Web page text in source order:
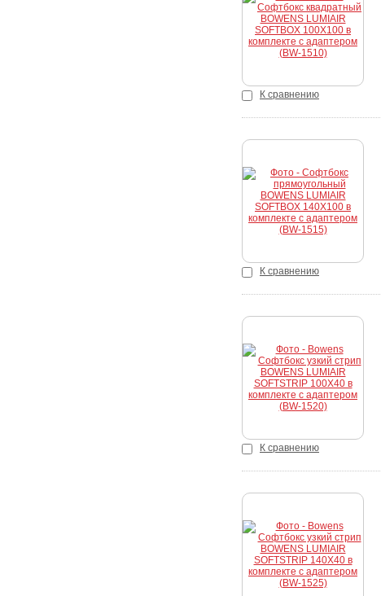
К сравнению
Купить
К сравнению
Купить
К сравнению
Купить
Купить